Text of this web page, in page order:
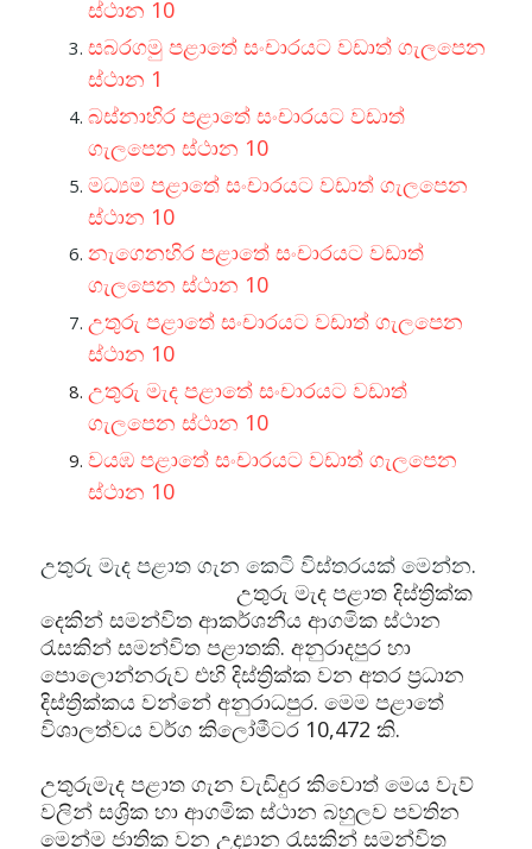
ස්ථාන 10
සබරගමු පළාතේ සංචාරයට වඩාත් ගැලපෙන
ස්ථාන 1
බස්නාහිර පළාතේ සංචාරයට වඩාත්
ගැලපෙන ස්ථාන 10
මධ්‍යම පළාතේ සංචාරයට වඩාත් ගැලපෙන
ස්ථාන 10
නැගෙනහිර පළාතේ සංචාරයට වඩාත්
ගැලපෙන ස්ථාන 10
උතුරු පළාතේ සංචාරයට වඩාත් ගැලපෙන
ස්ථාන 10
උතුරු මැද පළාතේ සංචාරයට වඩාත්
ගැලපෙන ස්ථාන 10
වයඹ පළාතේ සංචාරයට වඩාත් ගැලපෙන
ස්ථාන 10
උතුරු මැද පළාත ගැන කෙටි විස්තරයක් මෙන්න.
උතුරු මැද පළාත දිස්ත්‍රික්ක
දෙකින් සමන්විත ආකර්ශනීය ආගමික ස්ථාන
රැසකින් සමන්විත පළාතකි. අනුරාදපුර හා
පොලොන්නරුව එහි දිස්ත්‍රික්ක වන අතර ප්‍රධාන
දිස්ත්‍රික්කය වන්නේ අනුරාධපුර. මෙම පළාතේ
විශාලත්වය වර්ග කිලෝමීටර 10,472 කි.
උතුරුමැද පළාත ගැන වැඩිදුර කිවොත් මෙය වැව්
වලින් සශ්‍රික හා ආගමික ස්ථාන බහුලව පවතින
මෙන්ම ජාතික වන උද්‍යාන රැසකින් සමන්විත